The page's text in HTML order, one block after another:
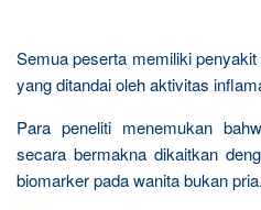
Semua peserta memiliki
yang ditandai oleh aktivitas
Para peneliti menemukan
secara bermakna dikaitkan
biomarker pada wanita bukan pria.